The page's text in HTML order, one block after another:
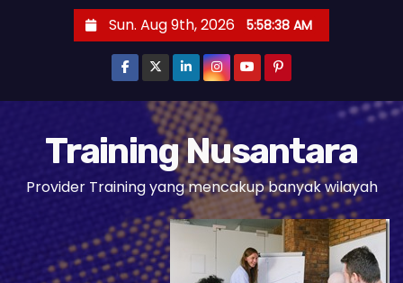
Sun. Aug 9th, 2026 5:58:39 AM
Training Nusantara
Provider Training yang mencakup banyak wilayah